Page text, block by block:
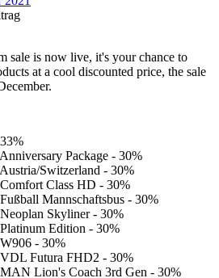
sale is now live, it's your chance to
at a cool discounted price, the sale
Package - 30%
Switzerland - 30%
Class HD - 30%
Mannschaftsbus - 30%
Skyliner - 30%
Edition - 30%
- 30%
Futura FHD2 - 30%
Lion's Coach 3rd Gen - 30%